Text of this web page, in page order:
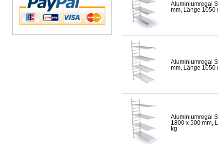
Aluminiumregal
mm, Länge 1050
Aluminiumregal
mm, Länge 1050
Aluminiumregal
1800 x 500 mm,
kg